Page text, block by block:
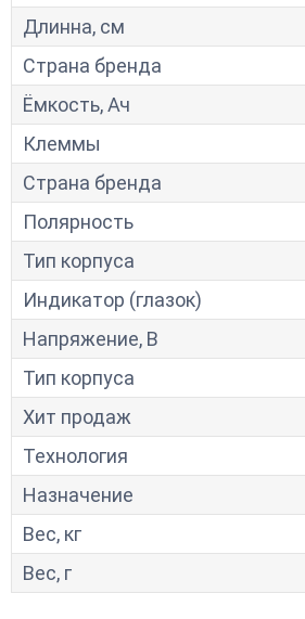
Длинна, см
Страна бренда
Ёмкость, Ач
Клеммы
Страна бренда
Полярность
Тип корпуса
Индикатор (глазок)
Напряжение, В
Тип корпуса
Хит продаж
Технология
Назначение
Вес, кг
Вес, г